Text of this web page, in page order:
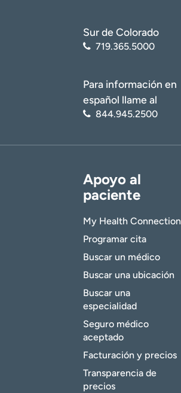
Sur de Colorado
719.365.5000
Para información en
español llame al
844.945.2500
Apoyo al
paciente
My Health Connection
Programar cita
Buscar un médico
Buscar una ubicación
Buscar una
especialidad
Seguro médico
aceptado
Facturación y precios
Transparencia de
precios